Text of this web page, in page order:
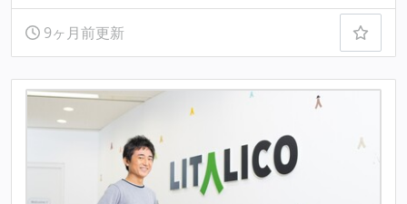
9ヶ月前更新